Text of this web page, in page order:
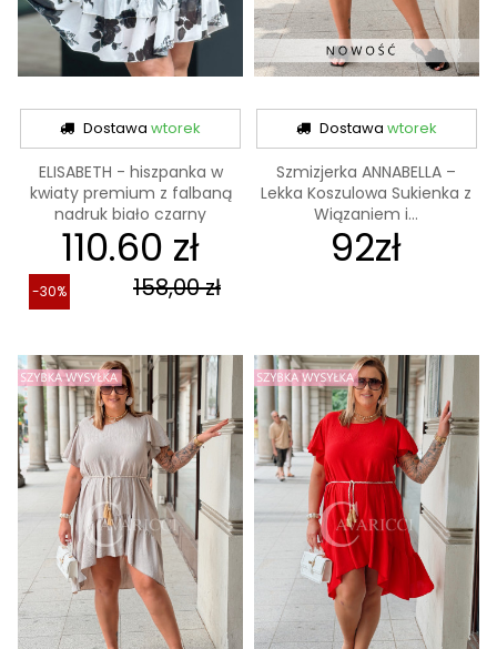
Dostawawtorek
ELISABETH - hiszpanka w
kwiaty premium z falbaną
nadruk biało czarny
110.60 zł
158,00 zł
-30%
Dostawa wtorek
Szmizjerka ANNABELLA –
Lekka Koszulowa Sukienka z
Wiązaniem i...
92zł